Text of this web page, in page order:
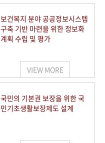
보건복지 분야 공공정보시스템
구축 기반 마련을 위한 정보화
계획 수립 및 평가
VIEW MORE
국민의 기본권 보장을 위한 국
민기초생활보장제도 설계